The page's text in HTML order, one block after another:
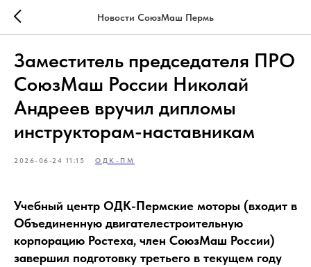
Новости СоюзМаш Пермь
Заместитель председателя ПРО
СоюзМаш России Николай
Андреев вручил дипломы
инструкторам-наставникам
2026-06-24 11:15 ОДК-ПМ
Учебный центр ОДК-Пермские моторы (входит в
Объединенную двигателестроительную
корпорацию Ростеха, член СоюзМаш России)
завершил подготовку третьего в текущем году